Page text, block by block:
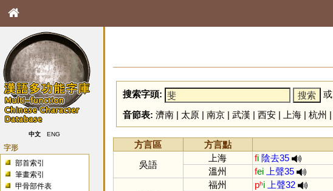
中文 ENG
字形
部首索引
筆畫索引
甲骨部件表
搜索字頭:
或
音節表: 濟南| 太原| 南京| 武漢 | 西安| 上海| 杭州 |
方言區 方言點
吳語
上海 fi 陰去35
溫州
fei 上聲35
福州 pʰi
上聲32